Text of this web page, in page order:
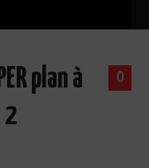
0
plan à
2